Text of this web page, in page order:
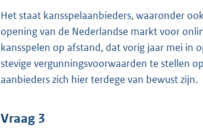
Het staat kansspelaanbieders, waaronder
opening van de Nederlandse markt voor
kansspelen op afstand, dat vorig jaar mei in
stevige vergunningsvoorwaarden te stellen
aanbieders zich hier terdege van bewust zijn.
Vraag 3